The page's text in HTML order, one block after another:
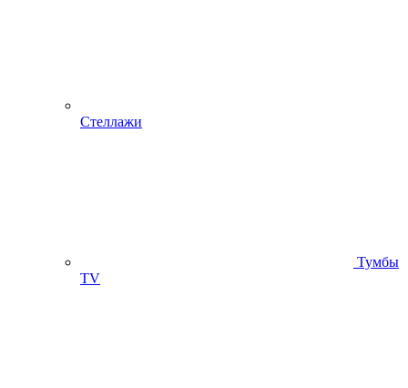
Стеллажи
Тумбы
ТV